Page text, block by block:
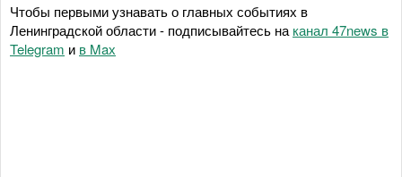
Чтобы первыми узнавать о главных событиях в
Ленинградской области - подписывайтесь на канал 47news в
Telegram и в Maх